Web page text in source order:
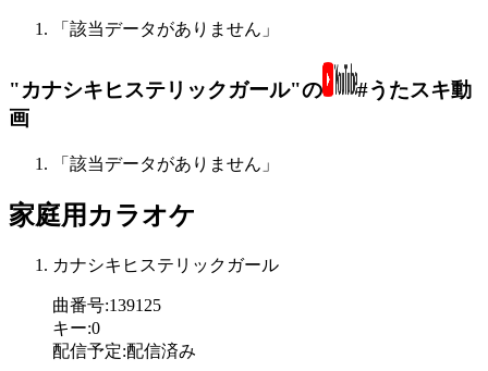
「該当データがありません」
"カナシキヒステリックガール"の
#うたスキ動
画
「該当データがありません」
家庭用カラオケ
カナシキヒステリックガール
曲番号:139125
キー:0
配信予定:配信済み